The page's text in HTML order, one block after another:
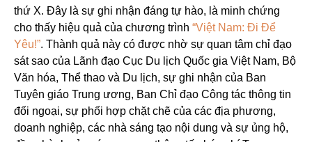
thứ X. Đây là sự ghi nhận đáng tự hào, là minh chứng
cho thấy hiệu quả của chương trình “Việt Nam: Đi Để
Yêu!”. Thành quả này có được nhờ sự quan tâm chỉ đạo
sát sao của Lãnh đạo Cục Du lịch Quốc gia Việt Nam, Bộ
Văn hóa, Thể thao và Du lịch, sự ghi nhận của Ban
Tuyên giáo Trung ương, Ban Chỉ đạo Công tác thông tin
đối ngoại, sự phối hợp chặt chẽ của các địa phương,
doanh nghiệp, các nhà sáng tạo nội dung và sự ủng hộ,